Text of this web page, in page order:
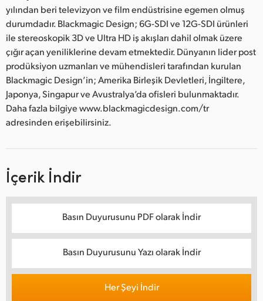
yılından beri televizyon ve film endüstrisine egemen olmuş
durumdadır. Blackmagic Design; 6G-SDI ve 12G-SDI ürünleri
ile stereoskopik 3D ve Ultra HD iş akışları dahil olmak üzere
çığır açan yeniliklerine devam etmektedir. Dünyanın lider post
prodüksiyon uzmanları ve mühendisleri tarafından kurulan
Blackmagic Design’in; Amerika Birleşik Devletleri, İngiltere,
Japonya, Singapur ve Avustralya’da ofisleri bulunmaktadır.
Daha fazla bilgiye www.blackmagicdesign.com/tr
adresinden erişebilirsiniz.
İçerik İndir
Basın Duyurusunu PDF olarak İndir
Basın Duyurusunu Yazı olarak İndir
Her Şeyi İndir